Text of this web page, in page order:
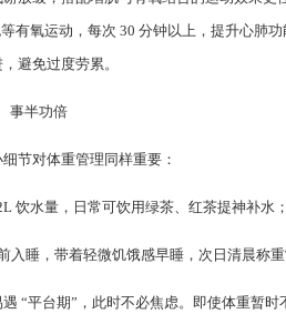
有氧运动，每次 30 分钟以上，提升心肺
避免过度劳累。
事半功倍
节对体重管理同样重要：
饮水量，日常可饮用绿茶、红茶提神补
入睡，带着轻微饥饿感早睡，次日清晨称
“平台期”，此时不必焦虑。即使体重暂